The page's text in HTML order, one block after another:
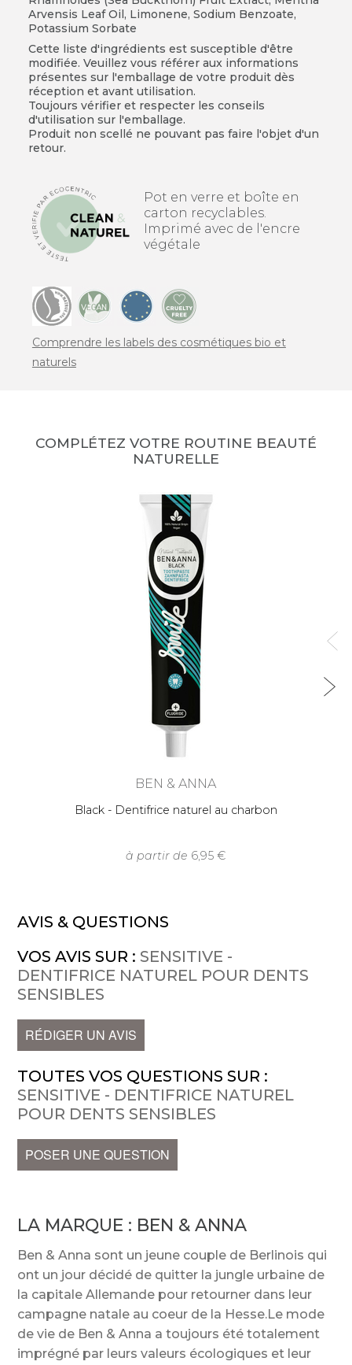
Arvensis Leaf Oil, Limonene, Sodium Benzoate,
Potassium Sorbate
Cette liste d'ingrédients est susceptible d'être
modifiée. Veuillez vous référer aux informations
présentes sur l'emballage de votre produit dès
réception et avant utilisation.
Toujours vérifier et respecter les conseils
d'utilisation sur l'emballage.
Produit non scellé ne pouvant pas faire l'objet d'un
retour.
Pot en verre et boîte en
carton recyclables.
Imprimé avec de l'encre
végétale
Comprendre les labels des cosmétiques bio et
naturels
COMPLÉTEZ VOTRE ROUTINE BEAUTÉ
NATURELLE
BEN & ANNA
Black - Dentifrice naturel au charbon
à partir de 6,95
AVIS & QUESTIONS
VOS AVIS SUR : SENSITIVE -
DENTIFRICE NATUREL POUR DENTS
SENSIBLES
RÉDIGER UN AVIS
TOUTES VOS QUESTIONS SUR :
SENSITIVE - DENTIFRICE NATUREL
POUR DENTS SENSIBLES
POSER UNE QUESTION
LA MARQUE : BEN & ANNA
Ben & Anna sont un jeune couple de Berlinois qui
ont un jour décidé de quitter la jungle urbaine de
la capitale Allemande pour retourner dans leur
campagne natale au coeur de la Hesse.Le mode
de vie de Ben & Anna a toujours été totalement
imprégné par leurs valeurs écologiques et leur